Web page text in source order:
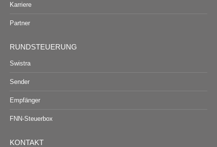
Karriere
Partner
RUNDSTEUERUNG
Swistra
Sender
Empfänger
FNN-Steuerbox
KONTAKT